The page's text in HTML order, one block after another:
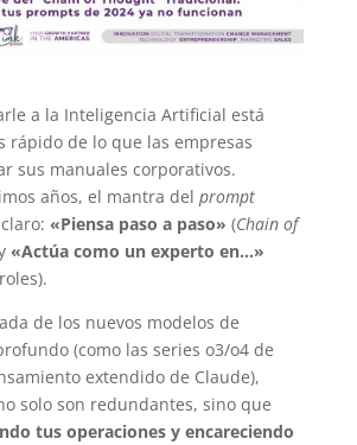
a la Inteligencia Artificial está
rápido de lo que las empresas
sus manuales corporativos.
años, el mantra del prompt
«Piensa paso a paso» (Chain of
«Actúa como un experto en…»
de los nuevos modelos de
(como las series o3/o4 de
extendido de Claude),
solo son redundantes, sino que
tus operaciones y encareciendo